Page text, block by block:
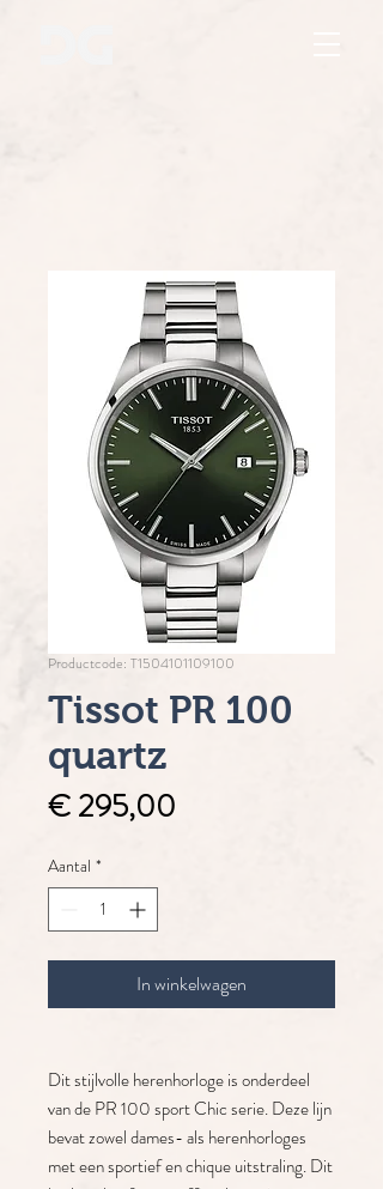
Productcode: T1504101109100
Tissot PR 100
quartz
€ 295,00
Aantal *
In winkelwagen
Dit stijlvolle herenhorloge is onderdeel
van de PR 100 sport Chic serie. Deze lijn
bevat zowel dames- als herenhorloges
met een sportief en chique uitstraling. Dit